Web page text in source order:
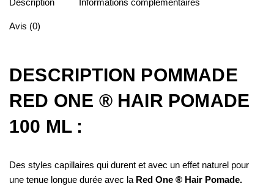
Avis (0)
DESCRIPTION POMMADE
RED ONE ® HAIR POMADE
100 ML :
Des styles capillaires qui durent et avec un effet naturel pour
une tenue longue durée avec la Red One ® Hair Pomade.